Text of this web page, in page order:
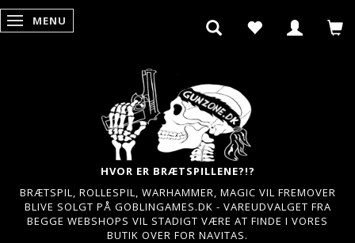
SKIFTE NAVIGATION
MENU
HVOR ER BRÆTSPILLENE?!?
BRÆTSPIL, ROLLESPIL, WARHAMMER, MAGIC VIL FREMOVER
BLIVE SOLGT PÅ GOBLINGAMES.DK - VAREUDVALGET FRA
BEGGE WEBSHOPS VIL STADIGT VÆRE AT FINDE I VORES
BUTIK OVER FOR NAVITAS.